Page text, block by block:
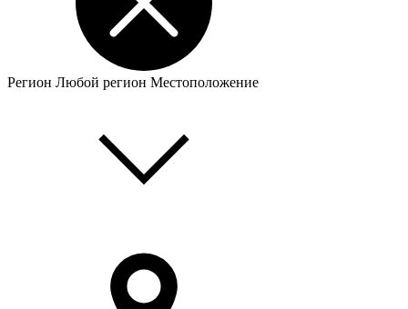
Регион Любой регион Местоположение